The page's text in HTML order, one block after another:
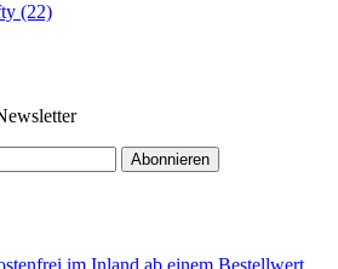
(22)
Abonnieren